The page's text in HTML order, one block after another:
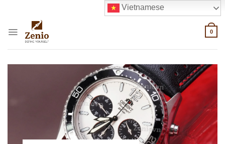
content
0
Vietnamese